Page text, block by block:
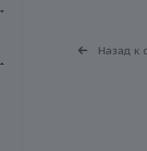
Назад к